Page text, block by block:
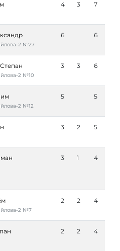
4 3 7
2 №27
6 6
2 №10
3 3 6
2 №12
5 5
3 2 5
3 1 4
2 №7
2 2 4
2 2 4